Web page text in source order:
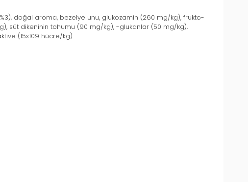
doğal aroma, bezelye unu, glukozamin (260 mg/kg), frukto-
süt dikeninin tohumu (90 mg/kg), -glukanlar (50 mg/kg),
(15x109 hücre/kg).